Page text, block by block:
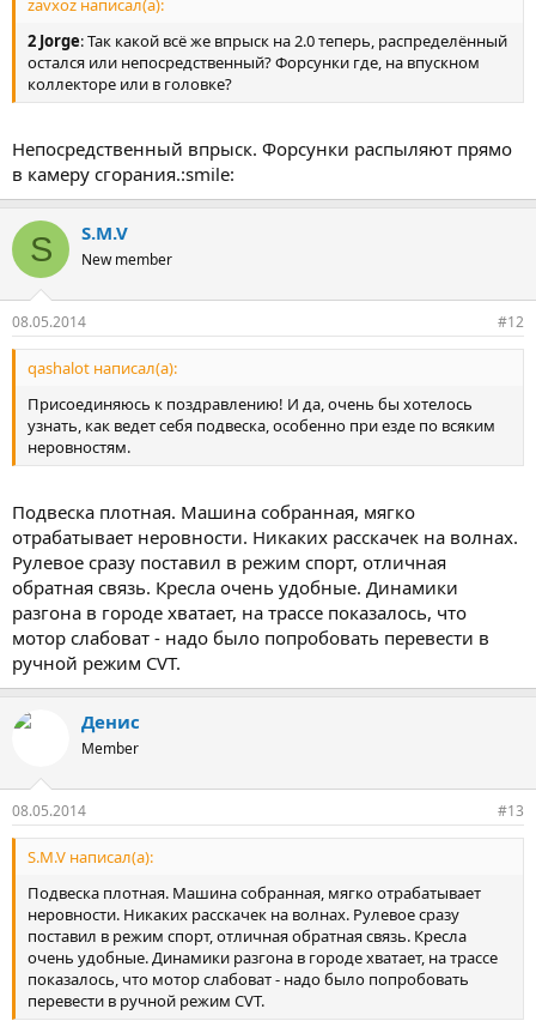
2 Jorge: Так какой всё же впрыск на 2.0 теперь, распределённый
остался или непосредственный? Форсунки где, на впускном
коллекторе или в головке?
Непосредственный впрыск. Форсунки распыляют прямо
в камеру сгорания.:smile:
S S.M.V
New member
08.05.2014 #12
qashalot написал(а):
Присоединяюсь к поздравлению! И да, очень бы хотелось
узнать, как ведет себя подвеска, особенно при езде по всяким
неровностям.
Подвеска плотная. Машина собранная, мягко
отрабатывает неровности. Никаких расскачек на волнах.
Рулевое сразу поставил в режим спорт, отличная
обратная связь. Кресла очень удобные. Динамики
разгона в городе хватает, на трассе показалось, что
мотор слабоват - надо было попробовать перевести в
ручной режим CVT.
Денис
Member
08.05.2014 #13
S.M.V написал(а):
Подвеска плотная. Машина собранная, мягко отрабатывает
неровности. Никаких расскачек на волнах. Рулевое сразу
поставил в режим спорт, отличная обратная связь. Кресла
очень удобные. Динамики разгона в городе хватает, на трассе
показалось, что мотор слабоват - надо было попробовать
перевести в ручной режим CVT.